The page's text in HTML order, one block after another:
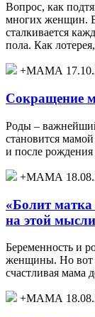
Вопрос, как
многих женщин.
сталкивается
пола. Как
+МАМА
Сокращение
Роды –
становится
и после
+МАМА
«Болит
на этой
Беременность и
женщины. Но вот
счастливая
+МАМА